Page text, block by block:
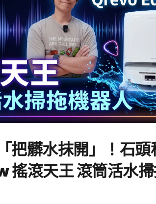
把髒水抹開」！石
搖滾天王 滾筒活水